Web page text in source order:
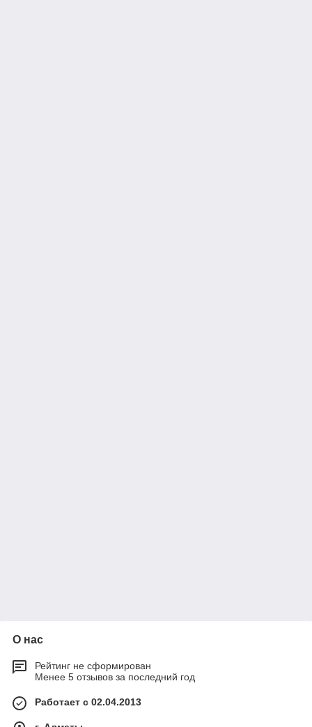
О нас
Рейтинг не сформирован
Менее 5 отзывов за последний год
Работает с 02.04.2013